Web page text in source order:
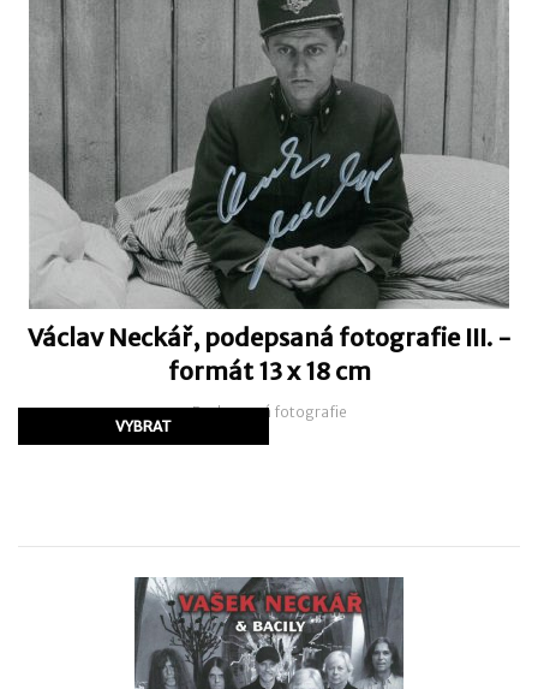
Václav Neckář, podepsaná fotografie III. -
formát 13 x 18 cm
Podepsaná fotografie